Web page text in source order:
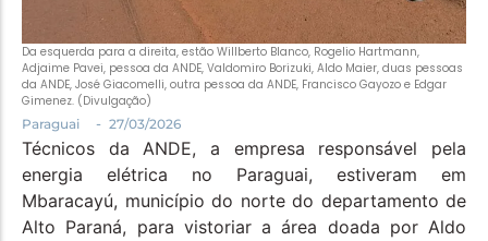
Da esquerda para a direita, estão Willberto Blanco, Rogelio Hartmann,
Adjaime Pavei, pessoa da ANDE, Valdomiro Borizuki, Aldo Maier, duas pessoas
da ANDE, José Giacomelli, outra pessoa da ANDE, Francisco Gayozo e Edgar
Gimenez. (Divulgação)
Paraguai
- 27/03/2026
Técnicos da ANDE, a empresa responsável pela
energia elétrica no Paraguai, estiveram em
Mbaracayú, município do norte do departamento de
Alto Paraná, para vistoriar a área doada por Aldo